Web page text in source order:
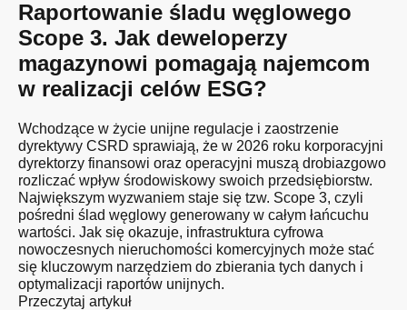
Raportowanie śladu węglowego
Scope 3. Jak deweloperzy
magazynowi pomagają najemcom
w realizacji celów ESG?
Wchodzące w życie unijne regulacje i zaostrzenie
dyrektywy CSRD sprawiają, że w 2026 roku korporacyjni
dyrektorzy finansowi oraz operacyjni muszą drobiazgowo
rozliczać wpływ środowiskowy swoich przedsiębiorstw.
Największym wyzwaniem staje się tzw. Scope 3, czyli
pośredni ślad węglowy generowany w całym łańcuchu
wartości. Jak się okazuje, infrastruktura cyfrowa
nowoczesnych nieruchomości komercyjnych może stać
się kluczowym narzędziem do zbierania tych danych i
optymalizacji raportów unijnych.
Przeczytaj artykuł